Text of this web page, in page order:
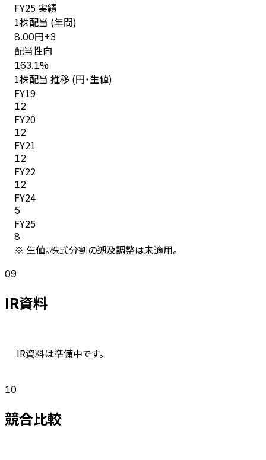
FY25 実績
1株配当 (年間)
8.00円+3
配当性向
163.1%
1株配当 推移 (円・生値)
FY19
12
FY20
12
FY21
12
FY22
12
FY24
5
FY25
8
※ 生値。株式分割の遡及調整は未適用。
09
IR資料
IR資料は準備中です。
10
競合比較